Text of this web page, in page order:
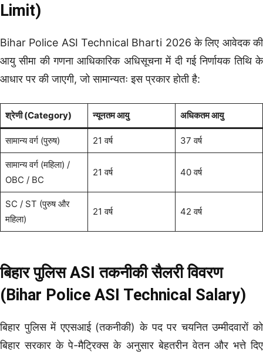
Limit)
Bihar Police ASI Technical Bharti 2026 के लिए आवेदक की
आयु सीमा की गणना आधिकारिक अधिसूचना में दी गई निर्णायक तिथि के
आधार पर की जाएगी, जो सामान्यतः इस प्रकार होती है:
श्रेणी (Category) न्यूनतम आयु अधिकतम आयु
सामान्य वर्ग (पुरुष) 21 वर्ष 37 वर्ष
सामान्य वर्ग (महिला) /
OBC / BC
21 वर्ष 40 वर्ष
SC / ST (पुरुष और
महिला)
21 वर्ष 42 वर्ष
बिहार पुलिस ASI तकनीकी सैलरी विवरण
(Bihar Police ASI Technical Salary)
बिहार पुलिस में एएसआई (तकनीकी) के पद पर चयनित उम्मीदवारों को
बिहार सरकार के पे-मैट्रिक्स के अनुसार बेहतरीन वेतन और भत्ते दिए